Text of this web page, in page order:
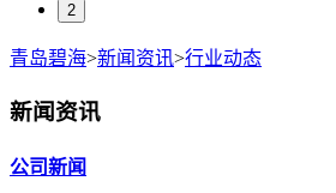
2
青岛碧海>新闻资讯>行业动态
新闻资讯
公司新闻